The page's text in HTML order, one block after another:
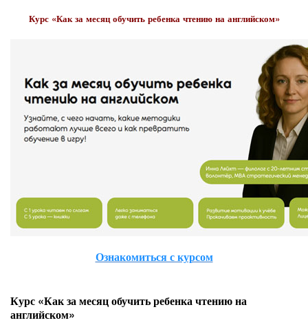
Курс «Как за месяц обучить ребенка чтению на английском»
Ознакомиться с курсом
Курс «Как за месяц обучить ребенка чтению на
английском»